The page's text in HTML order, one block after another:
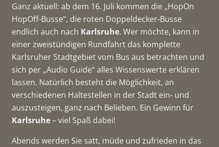
Ganz aktuell: ab dem 16. Juli kommen die „HopOn
HopOff-Busse“, die roten Doppeldecker-Busse
endlich auch nach Karlsruhe. Wer möchte, kann in
einer zweistündigen Rundfahrt das komplette
Karlsruher Stadtgebiet vom Bus aus betrachten und
sich per „Audio Guide“ alles Wissenswerte erklären
lassen. Natürlich besteht die Möglichkeit, an
verschiedenen Haltestellen in der Stadt ein- und
auszusteigen, ganz nach Belieben. Ein Gewinn für
Karlsruhe– viel Spaß dabei!
Abends werden Sie satt, müde und zufrieden in das